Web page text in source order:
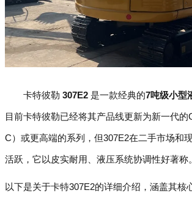
卡特彼勒 307E2 是一款经典的7吨级小型
目前卡特彼勒已经将其产品线更新为新一代的
C）或更高端的系列，但307E2在二手市场和
活跃，它以皮实耐用、液压系统协调性好著称。
以下是关于卡特307E2的详细介绍，涵盖其核